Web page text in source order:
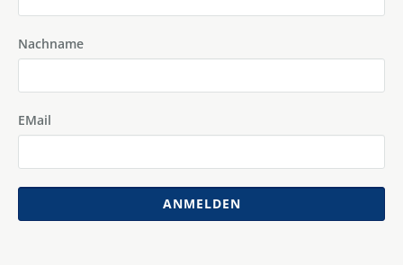
Nachname
EMail
ANMELDEN